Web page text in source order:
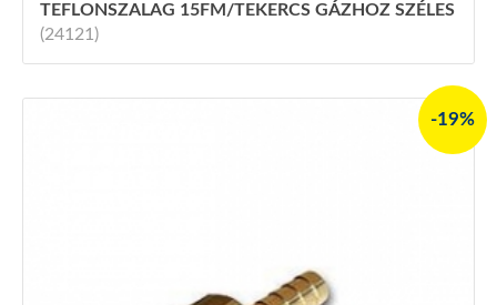
TEFLONSZALAG 15FM/TEKERCS GÁZHOZ SZÉLES
(24121)
-19%